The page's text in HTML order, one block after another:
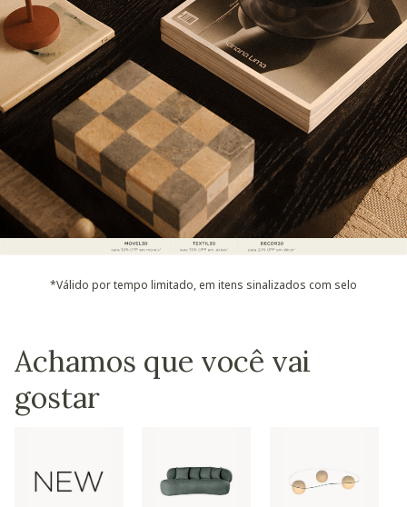
*Válido por tempo limitado, em itens sinalizados com selo
Achamos que você vai
gostar